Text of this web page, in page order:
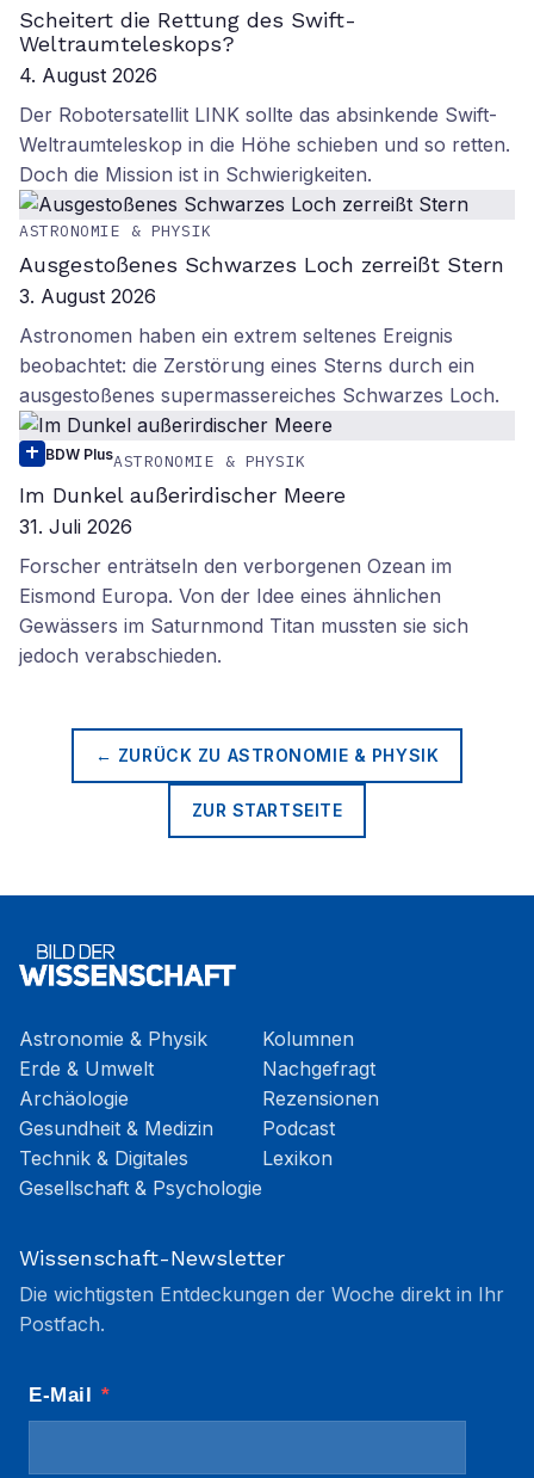
Scheitert die Rettung des Swift-
Weltraumteleskops?
4. August 2026
Der Robotersatellit LINK sollte das absinkende Swift-
Weltraumteleskop in die Höhe schieben und so retten.
Doch die Mission ist in Schwierigkeiten.
ASTRONOMIE & PHYSIK
Ausgestoßenes Schwarzes Loch zerreißt Stern
3. August 2026
Astronomen haben ein extrem seltenes Ereignis
beobachtet: die Zerstörung eines Sterns durch ein
ausgestoßenes supermassereiches Schwarzes Loch.
BDW PlusASTRONOMIE & PHYSIK
Im Dunkel außerirdischer Meere
31. Juli 2026
Forscher enträtseln den verborgenen Ozean im
Eismond Europa. Von der Idee eines ähnlichen
Gewässers im Saturnmond Titan mussten sie sich
jedoch verabschieden.
← ZURÜCK ZU ASTRONOMIE & PHYSIK
ZUR STARTSEITE
Astronomie & Physik
Erde & Umwelt
Archäologie
Gesundheit & Medizin
Technik & Digitales
Gesellschaft & Psychologie
Kolumnen
Nachgefragt
Rezensionen
Podcast
Lexikon
Wissenschaft-Newsletter
Die wichtigsten Entdeckungen der Woche direkt in Ihr
Postfach.